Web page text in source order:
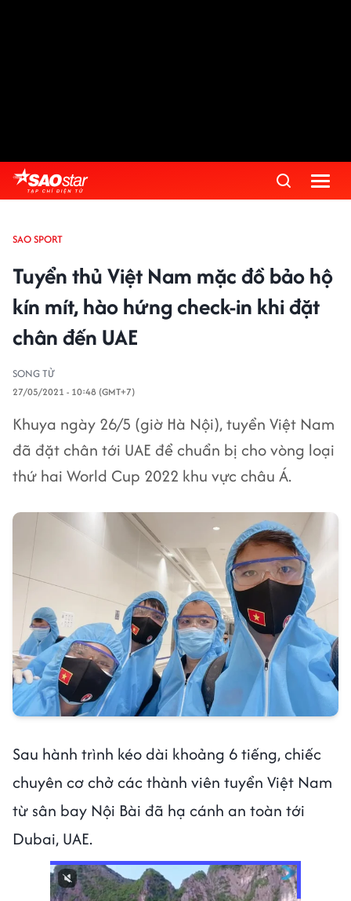
SAO SPORT
Tuyển thủ Việt Nam mặc đồ bảo hộ
kín mít, hào hứng check-in khi đặt
chân đến UAE
SONG TỬ
27/05/2021 - 10:48 (GMT+7)
Khuya ngày 26/5 (giờ Hà Nội), tuyển Việt Nam
đã đặt chân tới UAE để chuẩn bị cho vòng loại
thứ hai World Cup 2022 khu vực châu Á.
Sau hành trình kéo dài khoảng 6 tiếng, chiếc
chuyên cơ chở các thành viên tuyển Việt Nam
từ sân bay Nội Bài đã hạ cánh an toàn tới
Dubai, UAE.